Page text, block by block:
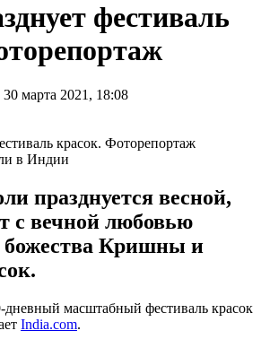
фестиваль
марта 2021, 18:08
в Индии
празднуется весной,
с вечной любовью
божества Кришны и
масштабный фестиваль красок
India.com.